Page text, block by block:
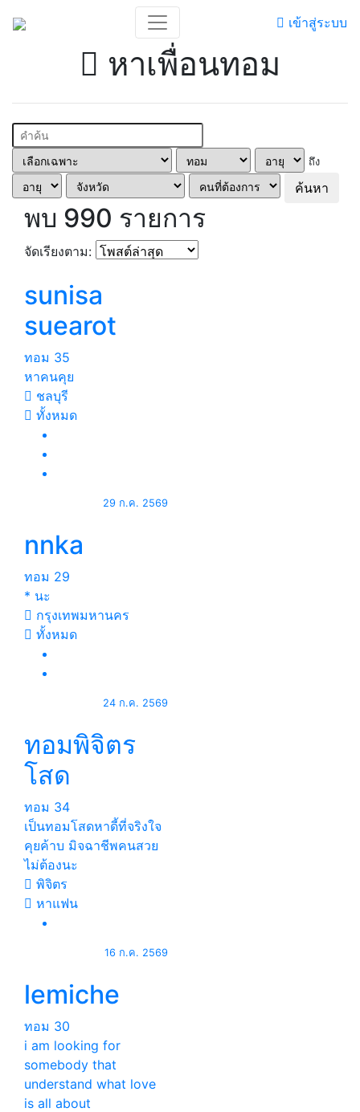
เข้าสู่ระบบ
หาเพื่อนทอม
ถึง
ค้นหา
พบ 990 รายการ
จัดเรียงตาม:
sunisa
suearot
ทอม 35
หาคนคุย
ชลบุรี
ทั้งหมด
29 ก.ค. 2569
nnka
ทอม 29
* นะ
กรุงเทพมหานคร
ทั้งหมด
24 ก.ค. 2569
ทอมพิจิตร
โสด
ทอม 34
เป็นทอมโสดหาดี้ที่จริงใจ
คุยค้าบ มิจฉาชีพคนสวย
ไม่ต้องนะ
พิจิตร
หาแฟน
16 ก.ค. 2569
lemiche
ทอม 30
i am looking for
somebody that
understand what love
is all about